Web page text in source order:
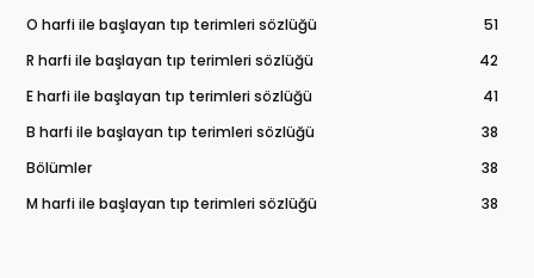
O harfi ile başlayan tıp terimleri sözlüğü
51
R harfi ile başlayan tıp terimleri sözlüğü
42
E harfi ile başlayan tıp terimleri sözlüğü
41
B harfi ile başlayan tıp terimleri sözlüğü
38
Bölümler
38
M harfi ile başlayan tıp terimleri sözlüğü
38